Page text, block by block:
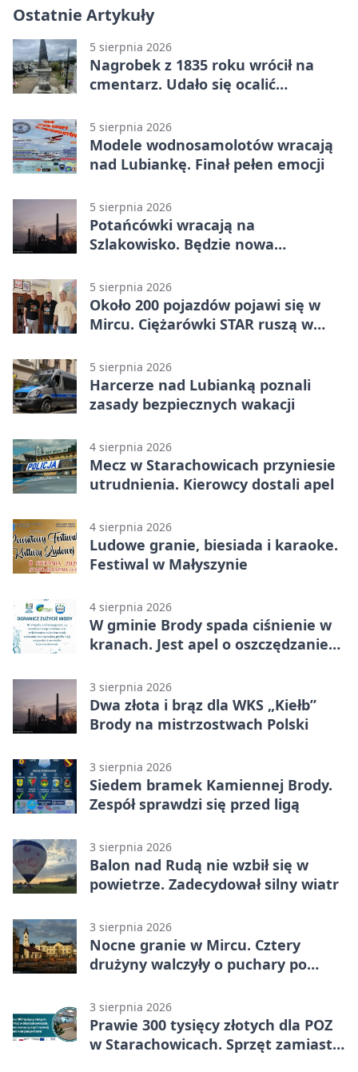
Ostatnie Artykuły
5 sierpnia 2026
Nagrobek z 1835 roku wrócił na
cmentarz. Udało się ocalić
5 sierpnia 2026
Modele wodnosamolotów wracają
nad Lubiankę. Finał pełen emocji
5 sierpnia 2026
Potańcówki wracają na
Szlakowisko. Będzie nowa
5 sierpnia 2026
Około 200 pojazdów pojawi się w
Mircu. Ciężarówki STAR ruszą w
5 sierpnia 2026
Harcerze nad Lubianką poznali
zasady bezpiecznych wakacji
4 sierpnia 2026
Mecz w Starachowicach przyniesie
utrudnienia. Kierowcy dostali apel
4 sierpnia 2026
Ludowe granie, biesiada i karaoke.
Festiwal w Małyszynie
4 sierpnia 2026
W gminie Brody spada ciśnienie w
kranach. Jest apel o oszczędzanie
3 sierpnia 2026
Dwa złota i brąz dla WKS „Kiełb”
Brody na mistrzostwach Polski
3 sierpnia 2026
Siedem bramek Kamiennej Brody.
Zespół sprawdzi się przed ligą
3 sierpnia 2026
Balon nad Rudą nie wzbił się w
powietrze. Zadecydował silny wiatr
3 sierpnia 2026
Nocne granie w Mircu. Cztery
drużyny walczyły o puchary po
3 sierpnia 2026
Prawie 300 tysięcy złotych dla POZ
w Starachowicach. Sprzęt zamiast